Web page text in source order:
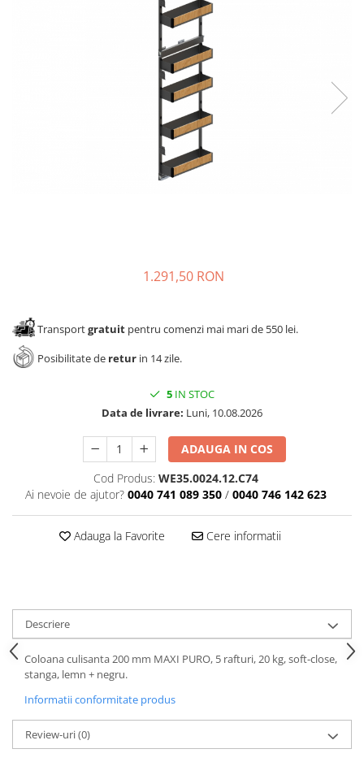
Solutii de curatat & adezivi
1.291,50 RON
Transportgratuit pentru comenzi mai mari de 550 lei.
Posibilitate de retur in 14 zile.
5 IN STOC
Data de livrare: Luni, 10.08.2026
ADAUGA IN COS
Cod Produs: WE35.0024.12.C74
Ai nevoie de ajutor? 0040 741 089 350 / 0040 746 142 623
Adauga la Favorite Cere informatii
Descriere
Coloana culisanta 200 mm MAXI PURO, 5 rafturi, 20 kg, soft-close,
stanga, lemn + negru.
Informatii conformitate produs
Review-uri(0)